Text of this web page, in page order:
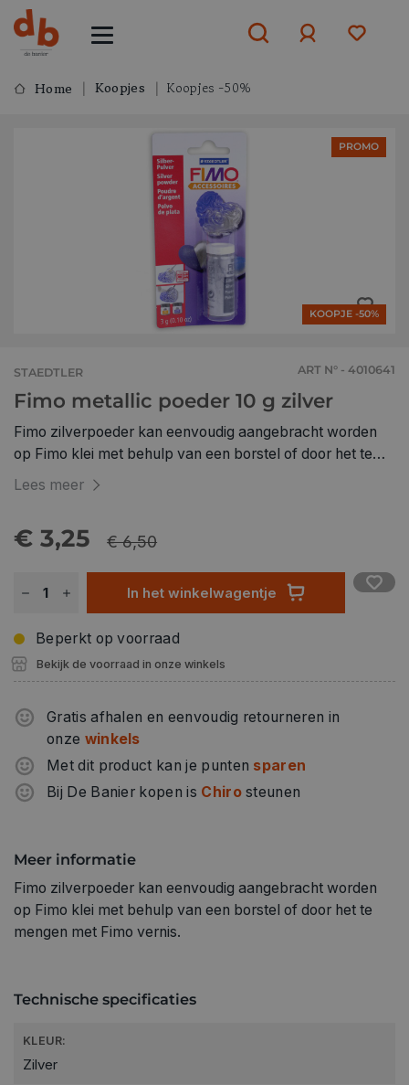
aanmelden
Home Koopjes Koopjes -50%
PROMO
KOOPJE -50%
STAEDTLER ART N° - 4010641
Fimo metallic poeder 10 g zilver
Fimo zilverpoeder kan eenvoudig aangebracht worden
op Fimo klei met behulp van een borstel of door het te
mengen met Fimo vernis.
Lees meer
€ 3,25 € 6,50
In het winkelwagentje
Beperkt op voorraad
Bekijk de voorraad in onze winkels
Gratis afhalen en eenvoudig retourneren in
onze winkels
Met dit product kan je punten sparen
Bij De Banier kopen is Chirosteunen
Meer informatie
Fimo zilverpoeder kan eenvoudig aangebracht worden
op Fimo klei met behulp van een borstel of door het te
mengen met Fimo vernis.
Technische specificaties
KLEUR:
Zilver